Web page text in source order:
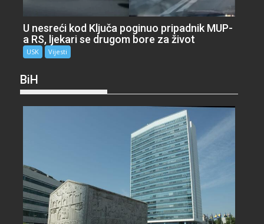
U nesreći kod Ključa poginuo pripadnik MUP-
a RS, ljekari se drugom bore za život
USK Vijesti
BiH